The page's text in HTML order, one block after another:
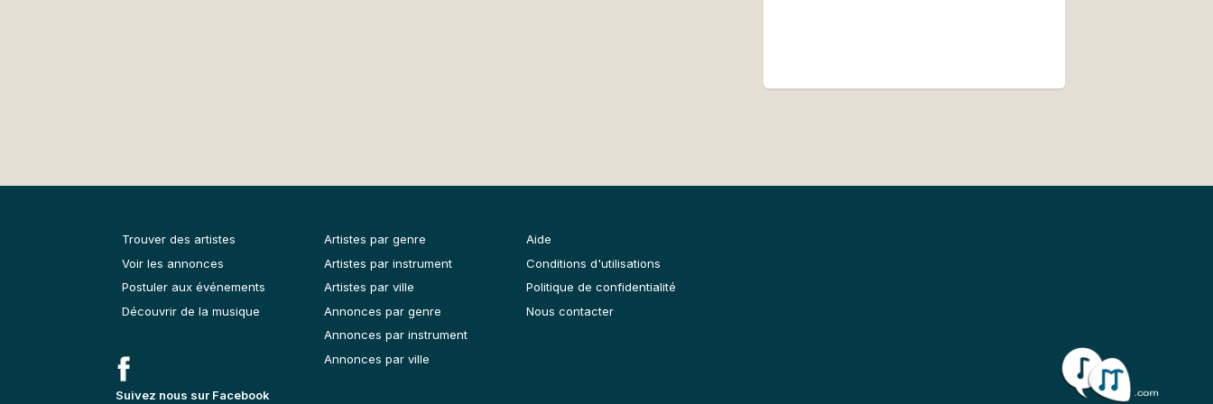
Trouver des artistes
Voir les annonces
Postuler aux événements
Découvrir de la musique
Suivez nous sur Facebook
Artistes par genre
Artistes par instrument
Artistes par ville
Annonces par genre
Annonces par instrument
Annonces par ville
Aide
Conditions d'utilisations
Politique de confidentialité
Nous contacter